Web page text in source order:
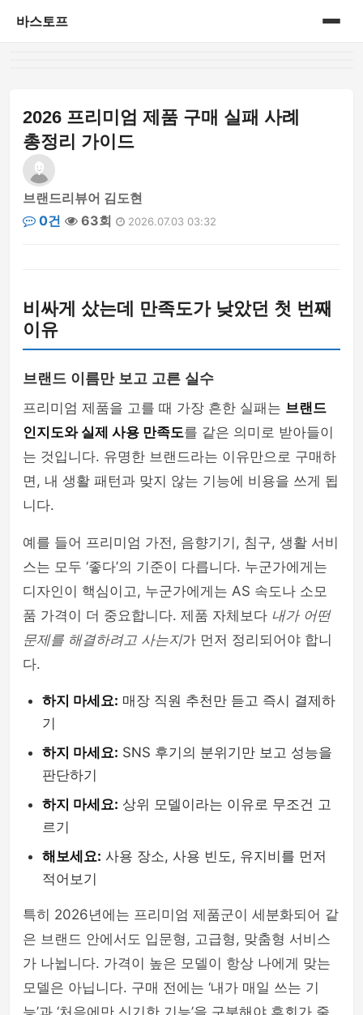
바스토프
삼성 블루로거
삼성 블루로거 1기
생활정보
신제품
아가이야기
여행이야기
2026 프리미엄 제품 구매 실패 사례
총정리 가이드
브랜드리뷰어 김도현
0건
63회 2026.07.03 03:32
비싸게 샀는데 만족도가 낮았던 첫 번째
이유
브랜드 이름만 보고 고른 실수
프리미엄 제품을 고를 때 가장 흔한 실패는 브랜드
인지도와 실제 사용 만족도를 같은 의미로 받아들이
는 것입니다. 유명한 브랜드라는 이유만으로 구매하
면, 내 생활 패턴과 맞지 않는 기능에 비용을 쓰게 됩
니다.
예를 들어 프리미엄 가전, 음향기기, 침구, 생활 서비
스는 모두 ‘좋다’의 기준이 다릅니다. 누군가에게는
디자인이 핵심이고, 누군가에게는 AS 속도나 소모
품 가격이 더 중요합니다. 제품 자체보다 내가 어떤
문제를 해결하려고 사는지가 먼저 정리되어야 합니
다.
하지 마세요: 매장 직원 추천만 듣고 즉시 결제하
기
하지 마세요: SNS 후기의 분위기만 보고 성능을
판단하기
하지 마세요: 상위 모델이라는 이유로 무조건 고
르기
해보세요: 사용 장소, 사용 빈도, 유지비를 먼저
적어보기
특히 2026년에는 프리미엄 제품군이 세분화되어 같
은 브랜드 안에서도 입문형, 고급형, 맞춤형 서비스
가 나뉩니다. 가격이 높은 모델이 항상 나에게 맞는
모델은 아닙니다. 구매 전에는 ‘내가 매일 쓰는 기
능’과 ‘처음에만 신기한 기능’을 구분해야 후회가 줄